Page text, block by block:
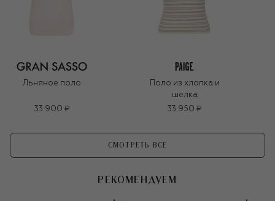
Льняное поло
33 900 ₽
Поло из хлопка и
шелка
33 950 ₽
СМОТРЕТЬ ВСЕ
РЕКОМЕНДУЕМ